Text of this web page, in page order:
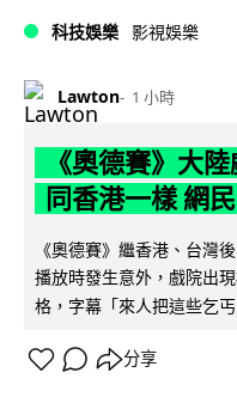
科技娛樂 影視娛樂
Lawton 1 小時
《奧德賽》大
同香港一樣 網
《奧德賽》繼香港、台灣
播放時發生意外，戲院出
格，字幕「來人把這些乞
分享